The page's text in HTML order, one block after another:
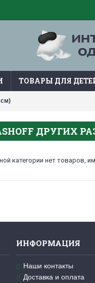
ТОВАРЫ ДЛЯ
см)
ДРУГИХ
категории нет товаров,
ИНФОРМАЦИЯ
Наши контакты
Доставка и оплата